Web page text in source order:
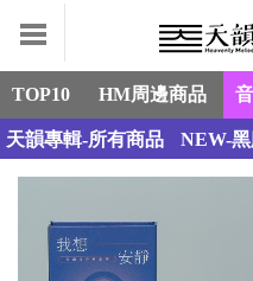
TOP10 HM周邊商品
天韻專輯-所有商品 NEW-黑